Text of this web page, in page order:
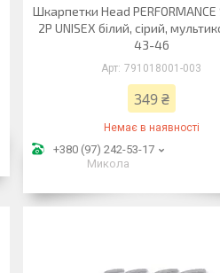
Шкарпетки Head PERFORMANCE
2P UNISEX білий, сірий,
43-46
791018001-003
349 ₴
Немає в наявності
+380 (97) 242-53-17
Микола